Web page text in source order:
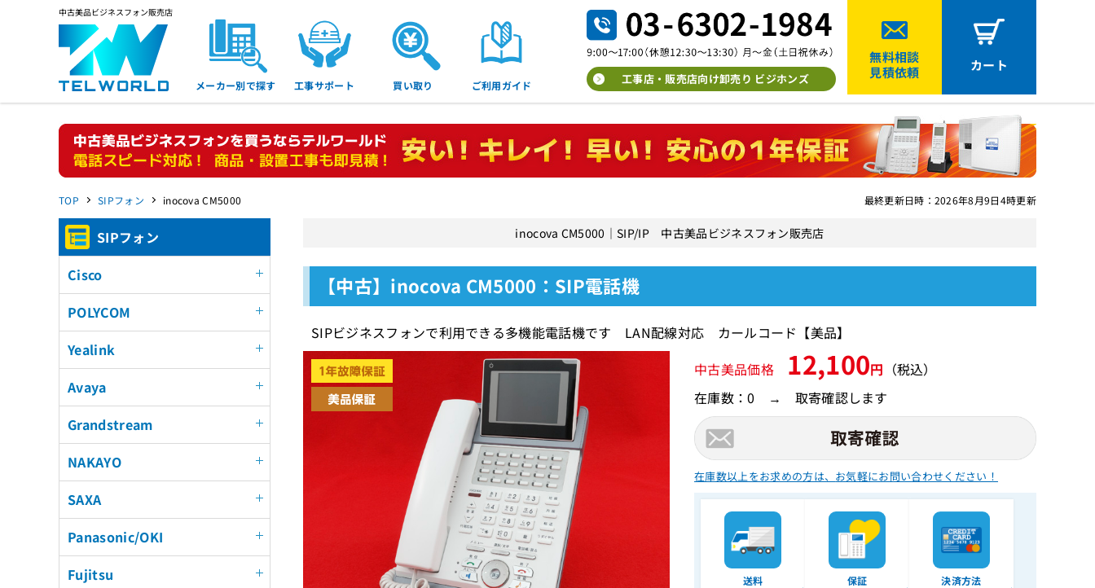
中古美品ビジネスフォン販売店
メーカー別で探す 工事サポート 買い取り ご利用ガイド 工事店・販売店向け卸売り ビジホンズ
無料相談
見積依頼
カート
最終更新日時：2026年8月9日4時更新
TOP SIPフォン inocova CM5000
inocova CM5000｜SIP/IP 中古美品ビジネスフォン販売店
【中古】inocova CM5000：SIP電話機
SIPビジネスフォンで利用できる多機能電話機です LAN配線対応 カールコード【美品】
中古美品価格 12,100円 （税込）
在庫数：0 → 取寄確認します
在庫数以上をお求めの方は、 お気軽にお問い合わせください！
送料 保証 決済方法
SIPフォン
Cisco
POLYCOM
Yealink
Avaya
Grandstream
NAKAYO
SAXA
Panasonic/OKI
Fujitsu